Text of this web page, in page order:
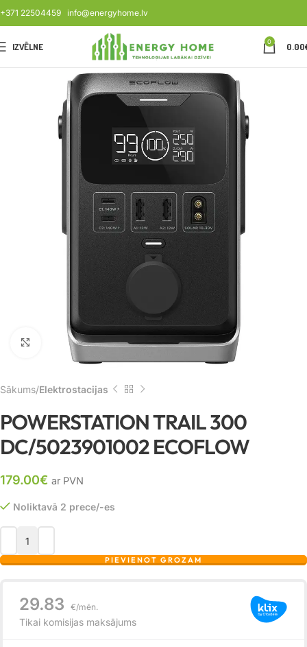
+371 22504459 info@energyhome.lv
IZVĒLNE 0 0.00
Noklikšķiniet, lai palielinātu
Sākums Elektrostacijas
POWERSTATION TRAIL 300
DC/5023901002 ECOFLOW
179.00€ ar PVN
Noliktavā 2 prece/-es
PIEVIENOT GROZAM